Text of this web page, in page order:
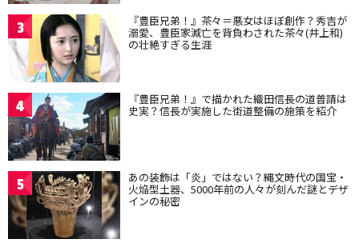
3 『豊臣兄弟！』茶々＝悪女はほぼ創作？秀吉が
溺愛、豊臣家滅亡を背負わされた茶々(井上和)
の壮絶すぎる生涯
4 『豊臣兄弟！』で描かれた織田信長の道普請は
史実？信長が実施した街道整備の施策を紹介
5 あの装飾は「炎」ではない？縄文時代の国宝・
火焔型土器、5000年前の人々が刻んだ謎とデザ
インの秘密